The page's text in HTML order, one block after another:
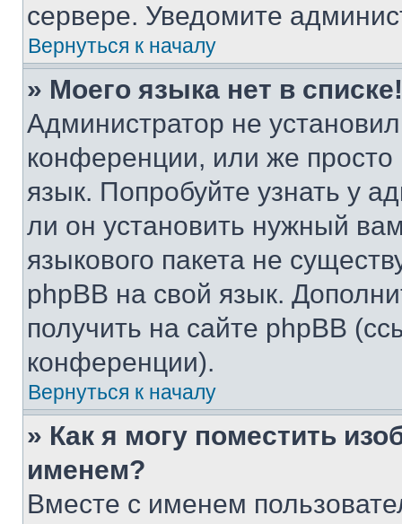
сервере. Уведомите
Вернуться к началу
» Моего языка нет в списке!
Администратор не
конференции, или же
язык. Попробуйте узнать у
ли он установить нужный
языкового пакета не
phpBB на свой язык.
получить на сайте phpBB
конференции).
Вернуться к началу
» Как я могу поместить
именем?
Вместе с именем